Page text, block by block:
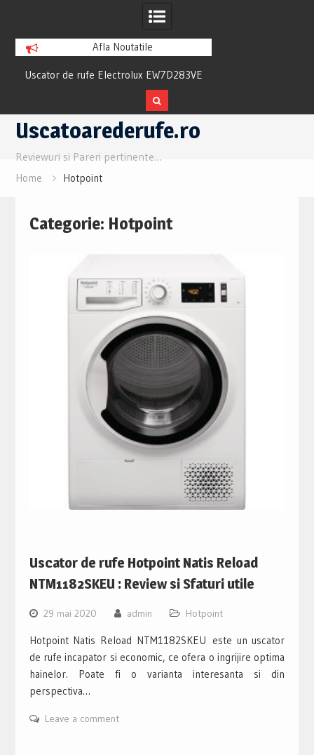
Afla Noutatile
Uscator de rufe Electrolux EW7D283VE
Review si Pareri utile
Skip
content
Uscatoarederufe.ro
Reviewuri si Pareri pertinente…
Home Hotpoint
Categorie: Hotpoint
Uscator de rufe Hotpoint Natis Reload
NTM1182SKEU : Review si Sfaturi utile
29 mai 2020 admin Hotpoint
Hotpoint Natis Reload NTM1182SKEU este un uscator
de rufe incapator si economic, ce ofera o ingrijire optima
hainelor. Poate fi o varianta interesanta si din
perspectiva…
Leave a comment